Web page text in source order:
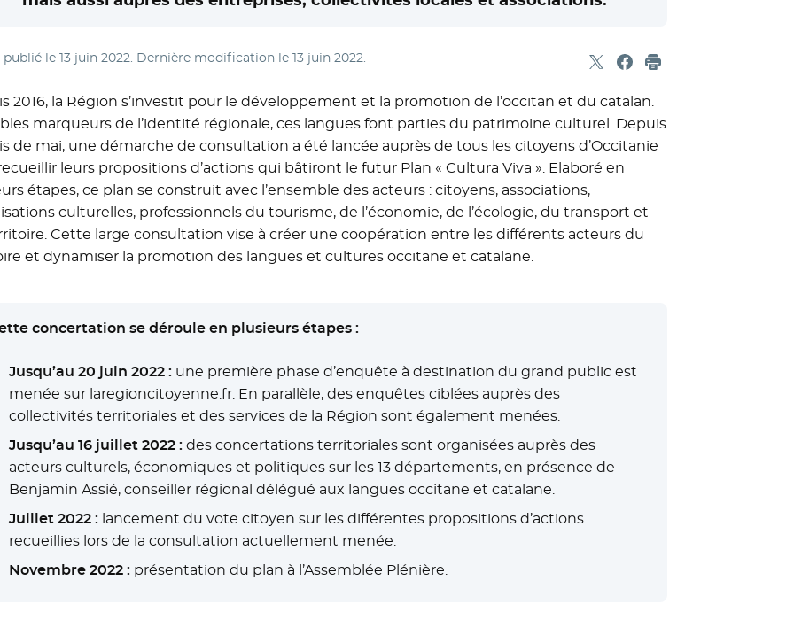
le 13 juin 2022. Dernière modification le 13 juin 2022.
Partager sur X
- Nouvelle fenêtre
Partager sur Facebook
- Nouvelle fenêtre
Imprimer
2016, la Région s’investit pour le développement et la promotion de l’occitan et du catalan.
marqueurs de l’identité régionale, ces langues font parties du patrimoine culturel. Depuis
de mai, une démarche de consultation a été lancée auprès de tous les citoyens d’Occitanie
leurs propositions d’actions qui bâtiront le futur Plan « Cultura Viva ». Elaboré en
étapes, ce plan se construit avec l’ensemble des acteurs : citoyens, associations,
culturelles, professionnels du tourisme, de l’économie, de l’écologie, du transport et
Cette large consultation vise à créer une coopération entre les différents acteurs du
et dynamiser la promotion des langues et cultures occitane et catalane.
concertation se déroule en plusieurs étapes :
Jusqu’au 20 juin 2022 :une première phase d’enquête à destination du grand public est
menée sur laregioncitoyenne.fr. En parallèle, des enquêtes ciblées auprès des
collectivités territoriales et des services de la Région sont également menées.
Jusqu’au 16 juillet 2022 : des concertations territoriales sont organisées auprès des
acteurs culturels, économiques et politiques sur les 13 départements, en présence de
Benjamin Assié, conseiller régional délégué aux langues occitane et catalane.
Juillet 2022 : lancement du vote citoyen sur les différentes propositions d’actions
recueillies lors de la consultation actuellement menée.
Novembre 2022 :présentation du plan à l’Assemblée Plénière.